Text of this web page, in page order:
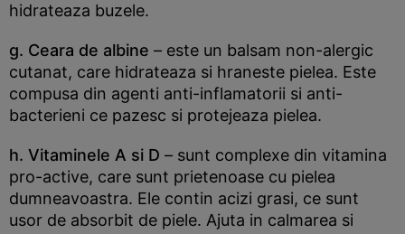
hidrateaza buzele.
g. Ceara de albine – este un balsam non-alergic
cutanat, care hidrateaza si hraneste pielea. Este
compusa din agenti anti-inflamatorii si anti-
bacterieni ce pazesc si protejeaza pielea.
h. Vitaminele A si D – sunt complexe din vitamina
pro-active, care sunt prietenoase cu pielea
dumneavoastra. Ele contin acizi grasi, ce sunt
usor de absorbit de piele. Ajuta in calmarea si